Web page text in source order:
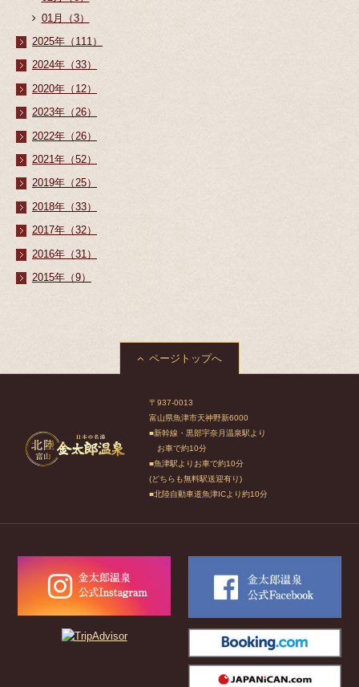
01月（3）
2025年（111）
2024年（33）
2020年（12）
2023年（26）
2022年（26）
2021年（52）
2019年（25）
2018年（33）
2017年（32）
2016年（31）
2015年（9）
ページトップへ
〒937-0013
富山県魚津市天神野新6000
■新幹線・黒部宇奈月温泉駅より
お車で約10分
■魚津駅よりお車で約10分
(どちらも無料駅送迎有り)
■北陸自動車道魚津ICより約10分